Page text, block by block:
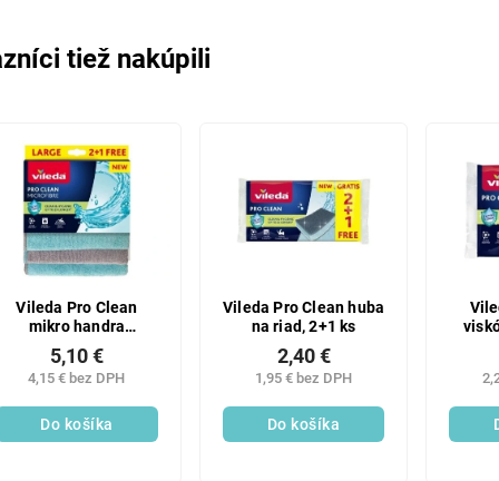
tiež nakúpili
Vileda Pro Clean
mikro handra
univerzálna, 2+1 ks
4,15 € bez DPH
5,10 €
Do košíka
Vileda Pro Clean huba
na riad, 2+1 ks
1,95 € bez DPH
2,40 €
Do košíka